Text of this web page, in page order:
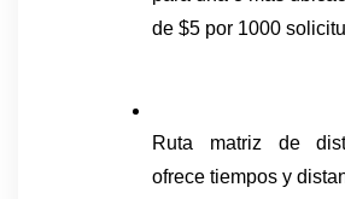
de $5 por 1000
Ruta matriz de
ofrece tiempos y